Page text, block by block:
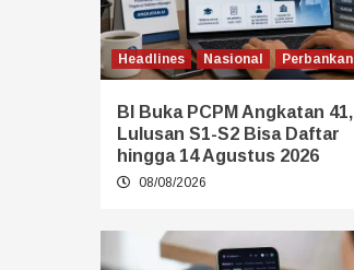
Headlines Nasional Perbankan
BI Buka PCPM Angkatan 41,
Lulusan S1-S2 Bisa Daftar
hingga 14 Agustus 2026
08/08/2026